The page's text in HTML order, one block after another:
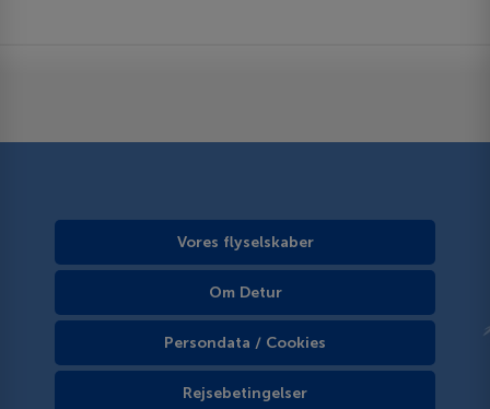
Vores flyselskaber
Om Detur
Persondata / Cookies
Rejsebetingelser